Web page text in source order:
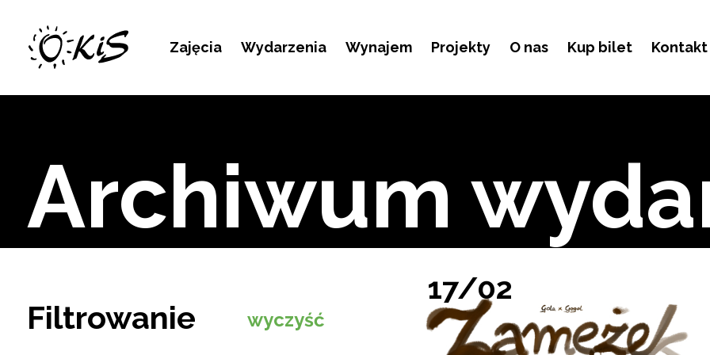
Zajęcia Wydarzenia Wynajem Projekty O nas Kup bilet Kontakt
Kontakt
Archiwum
Filtrowanie wyczyść
17/02